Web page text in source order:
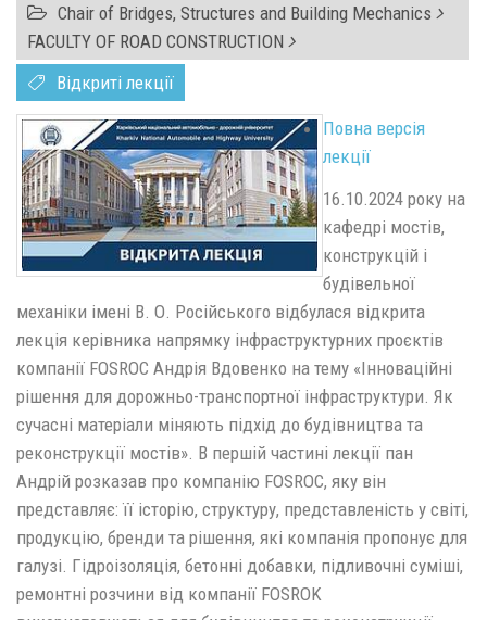
Chair of Bridges, Structures and Building Mechanics
FACULTY OF ROAD CONSTRUCTION
Відкриті лекції
Повна версія
лекції
16.10.2024 року на
кафедрі мостів,
конструкцій і
будівельної
механіки імені В. О. Російського відбулася відкрита
лекція керівника напрямку інфраструктурних проєктів
компанії FOSROC Андрія Вдовенко на тему «Інноваційні
рішення для дорожньо-транспортної інфраструктури. Як
сучасні матеріали міняють підхід до будівництва та
реконструкції мостів». В першій частині лекції пан
Андрій розказав про компанію FOSROC, яку він
представляє: її історію, структуру, представленість у світі,
продукцію, бренди та рішення, які компанія пропонує для
галузі. Гідроізоляція, бетонні добавки, підливочні суміші,
ремонтні розчини від компанії FOSROK